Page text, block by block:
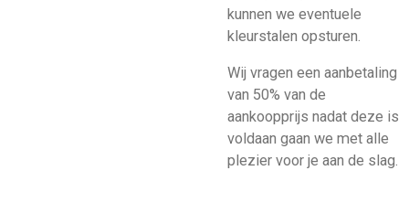
kunnen we eventuele
kleurstalen opsturen.
Wij vragen een aanbetaling
van 50% van de
aankoopprijs nadat deze is
voldaan gaan we met alle
plezier voor je aan de slag.